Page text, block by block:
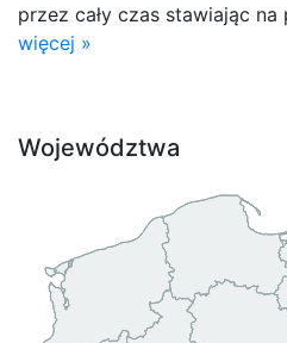
przez cały czas stawiając na
więcej »
Województwa